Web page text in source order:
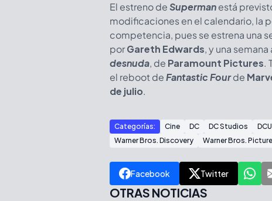
El estreno deSupermanestá
modificaciones en el calendario, la
competencia, pues se estrena una
porGareth Edwards, y una
desnuda, de Paramount Pictures.
el reboot deFantastic Fourde
de julio.
Categorías: Cine DC DC Studios DCU
Warner Bros. Discovery
Warner Bros.
Facebook Twitter
OTRAS NOTICIAS